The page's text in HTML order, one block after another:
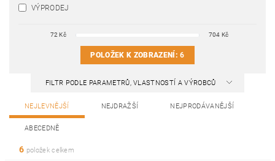
VÝPRODEJ
72 Kč 704 Kč
POLOŽEK K ZOBRAZENÍ:6
FILTR PODLE PARAMETRŮ, VLASTNOSTÍ A VÝROBCŮ
NEJLEVNĚJŠÍ NEJDRAŽŠÍ NEJPRODÁVANĚJŠÍ
ABECEDNĚ
6 položek celkem